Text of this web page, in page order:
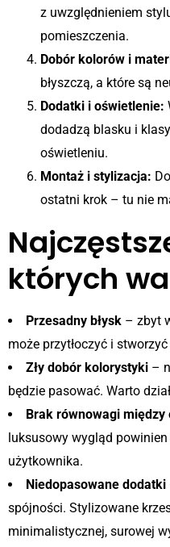
z uwzględnieniem
pomieszczenia.
Dobór kolorów i
błyszczą, a które są
Dodatki i oświetlenie:
dodadzą blasku i
oświetleniu.
Montaż i stylizacja:
ostatni krok – tu nie
których
Przesadny błysk – zbyt
może przytłoczyć i
Zły dobór kolorystyki –
będzie pasować. Warto
Brak równowagi
luksusowy wygląd
użytkownika.
Niedopasowane dodatki
spójności. Stylizowane
minimalistycznej, surowej